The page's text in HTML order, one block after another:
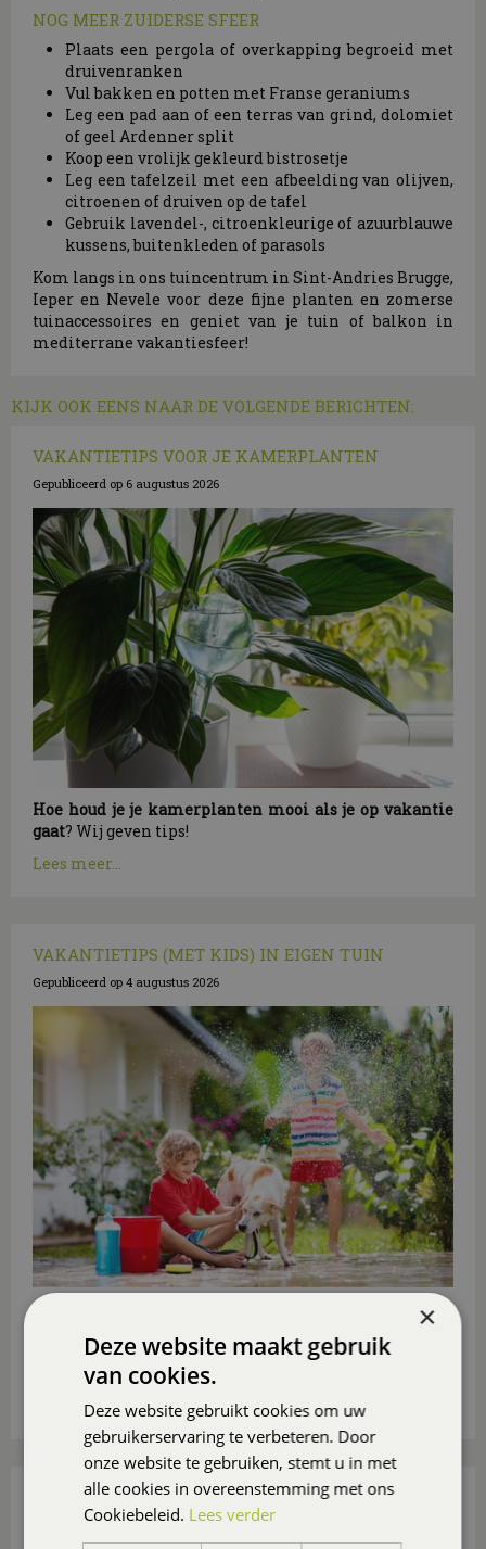
NOG MEER ZUIDERSE SFEER
Plaats een pergola of overkapping begroeid met
druivenranken
Vul bakken en potten met Franse geraniums
Leg een pad aan of een terras van grind, dolomiet
of geel Ardenner split
Koop een vrolijk gekleurd bistrosetje
Leg een tafelzeil met een afbeelding van olijven,
citroenen of druiven op de tafel
Gebruik lavendel-, citroenkleurige of azuurblauwe
kussens, buitenkleden of parasols
Kom langs in ons tuincentrum in Sint-Andries Brugge,
Ieper en Nevele voor deze fijne planten en zomerse
tuinaccessoires en geniet van je tuin of balkon in
mediterrane vakantiesfeer!
KIJK OOK EENS NAAR DE VOLGENDE BERICHTEN:
VAKANTIETIPS VOOR JE KAMERPLANTEN
Gepubliceerd op 6 augustus 2026
Hoe houd je je kamerplanten mooi als je op vakantie
gaat? Wij geven tips!
Lees meer...
VAKANTIETIPS (MET KIDS) IN EIGEN TUIN
Gepubliceerd op 4 augustus 2026
Ga je deze zomer niet op vakantie? Maak er dan in
eigen tuin of op eigen balkon of (dak)terras een
heerlijk vakantieparadijsje van, ook voor de
(klein)kinderen.
Lees meer...
15 TUIN- EN BALKONTIPS VOOR AUGUSTUS
Gepubliceerd op31 juli 2026
×
Deze website maakt gebruik
van cookies.
Deze website gebruikt cookies om uw
gebruikerservaring te verbeteren. Door
onze website te gebruiken, stemt u in met
alle cookies in overeenstemming met ons
Cookiebeleid. Lees verder